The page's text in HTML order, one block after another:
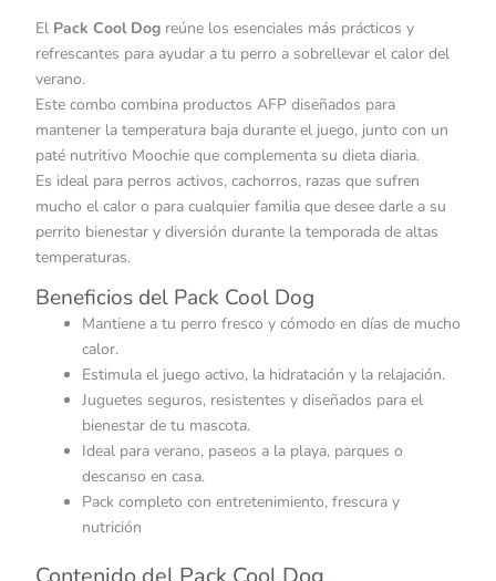
El Pack Cool Dog reúne los esenciales más prácticos y
refrescantes para ayudar a tu perro a sobrellevar el calor del
verano.
Este combo combina productos AFP diseñados para
mantener la temperatura baja durante el juego, junto con un
paté nutritivo Moochie que complementa su dieta diaria.
Es ideal para perros activos, cachorros, razas que sufren
mucho el calor o para cualquier familia que desee darle a su
perrito bienestar y diversión durante la temporada de altas
temperaturas.
Beneficios del Pack Cool Dog
Mantiene a tu perro fresco y cómodo en días de mucho
calor.
Estimula el juego activo, la hidratación y la relajación.
Juguetes seguros, resistentes y diseñados para el
bienestar de tu mascota.
Ideal para verano, paseos a la playa, parques o
descanso en casa.
Pack completo con entretenimiento, frescura y
nutrición